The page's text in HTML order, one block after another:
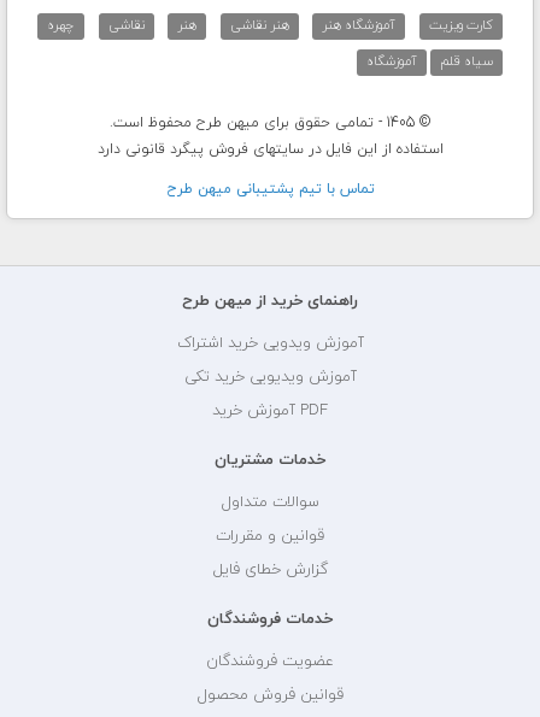
کارت ویزیت آموزشگاه هنر هنر نقاشی هنر نقاشی
چهره
سیاه قلم
آموزشگاه
© 1405 - تمامی حقوق برای میهن طرح محفوظ است.
استفاده از این فایل در سایتهای فروش پیگرد قانونی دارد
تماس با تيم پشتيبانی ميهن طرح
راهنمای خرید از میهن طرح
آموزش ویدویی خرید اشتراک
آموزش ویدیویی خرید تکی
PDF آموزش خرید
خدمات مشتریان
سوالات متداول
قوانین و مقررات
گزارش خطای فایل
خدمات فروشندگان
عضویت فروشندگان
قوانین فروش محصول